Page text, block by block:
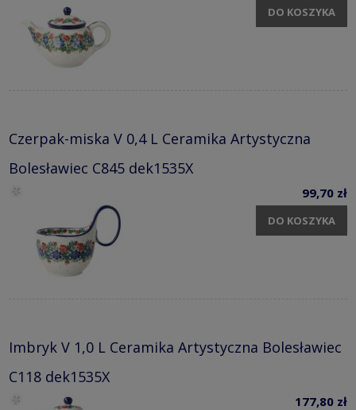
DO KOSZYKA
Czerpak-miska V 0,4 L Ceramika Artystyczna
Bolesławiec C845 dek1535X
99,70 zł
DO KOSZYKA
Imbryk V 1,0 L Ceramika Artystyczna Bolesławiec
C118 dek1535X
177,80 zł